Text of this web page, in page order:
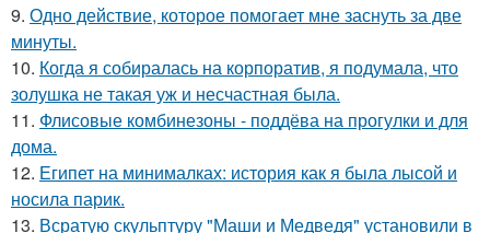
9. Одно действие, которое помогает мне заснуть за две
минуты.
10. Когда я собиралась на корпоратив, я подумала, что
золушка не такая уж и несчастная была.
11. Флисовые комбинезоны - поддёва на прогулки и для
дома.
12. Египет на минималках: история как я была лысой и
носила парик.
13. Всратую скульптуру "Маши и Медведя" установили в